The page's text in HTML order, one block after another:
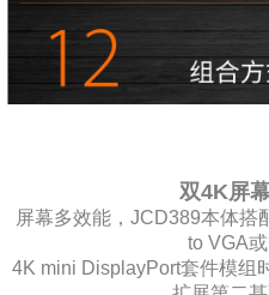
双4K屏
屏幕多效能，JCD389本体搭
to VGA
4K mini DisplayPort套件模组